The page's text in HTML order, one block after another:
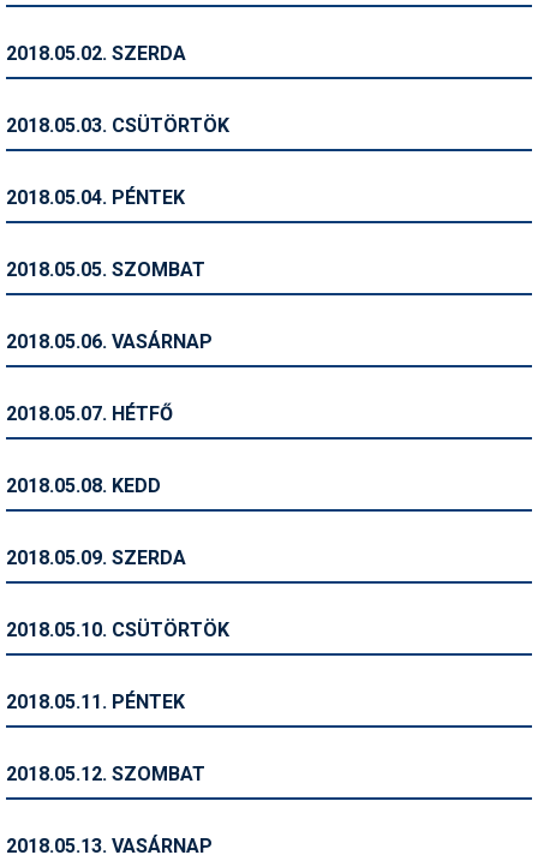
Ingatlan
Kerékpár
Magazinok
Pályázatok
Síbérletárak
Sífelszerelés
2018.05.02. SZERDA
2018.05.03. CSÜTÖRTÖK
2018.05.04. PÉNTEK
2018.05.05. SZOMBAT
2018.05.06. VASÁRNAP
2018.05.07. HÉTFŐ
2018.05.08. KEDD
2018.05.09. SZERDA
2018.05.10. CSÜTÖRTÖK
2018.05.11. PÉNTEK
2018.05.12. SZOMBAT
2018.05.13. VASÁRNAP